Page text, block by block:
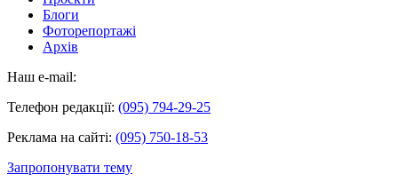
Блоги
Фоторепортажі
Архів
Наш e-mail:
Телефон редакції: (095) 794-29-25
Реклама на сайті: (095) 750-18-53
Запропонувати тему